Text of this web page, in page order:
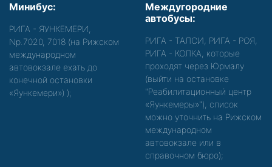
Минибус:
РИГА - ЯУНКЕМЕРИ,
Nр.7020, 7018 (на Рижском
международном
автовокзале ехать до
конечной остановки
«Яункемери») );
Междугородние
автобусы:
РИГА - ТАЛСИ, РИГА - РОЯ,
РИГА - КОЛКА, которые
проходят через Юрмалу
(выйти на остановке
"Реабилитационный центр
«Яункемеры»"), список
можно уточнить на Рижском
международном
автовокзале или в
справочном бюро);